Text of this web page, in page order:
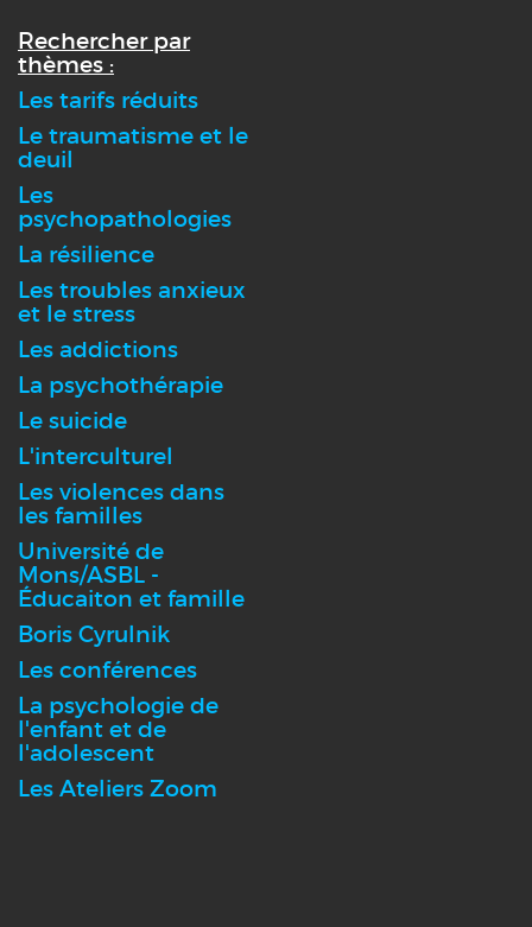
Rechercher par
thèmes :
Les tarifs réduits
Le traumatisme et le
deuil
Les
psychopathologies
La résilience
Les troubles anxieux
et le stress
Les addictions
La psychothérapie
Le suicide
L'interculturel
Les violences dans
les familles
Université de
Mons/ASBL -
Éducaiton et famille
Boris Cyrulnik
Les conférences
La psychologie de
l'enfant et de
l'adolescent
Les Ateliers Zoom